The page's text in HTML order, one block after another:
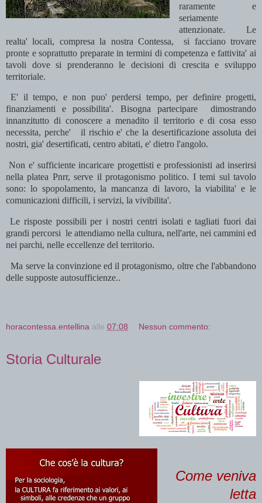
raramente e
seriamente
attenzionate. Le
realta' locali, compresa la nostra Contessa, si facciano trovare
pronte e soprattutto preparate in termini di competenza e fattivita' ai
tavoli dove si prenderanno le decisioni di crescita e sviluppo
territoriale.
E' il tempo, e non puo' perdersi tempo, per definire progetti,
finanziamenti e possibilita'. Bisogna partecipare dimostrando
innanzitutto di conoscere a menadito il territorio e di cosa esso
necessita, perche' il rischio e' che la desertificazione assoluta dei
nostri, gia' desertificati, centro abitati, e' dietro l'angolo.
Non e' sufficiente incaricare progettisti e professionisti ad inserirsi
nella platea Pnrr, serve il protagonismo politico. I temi sul tavolo
sono: lo spopolamento, la mancanza di lavoro, la viabilita' e le
comunicazioni difficili, i servizi, la vivibilita'.
Le risposte possibili per i nostri centri isolati e tagliati fuori dai
grandi percorsi le attendiamo nella cultura, nell'arte, nei cammini ed
nei parchi, nelle eccellenze del territorio.
Ma serve la convinzione ed il protagonismo, oltre che l'abbandono
delle supposte autosufficienze..
horacontessa.entellina alle 07:08 Nessun commento:
Storia Culturale
Come veniva
letta